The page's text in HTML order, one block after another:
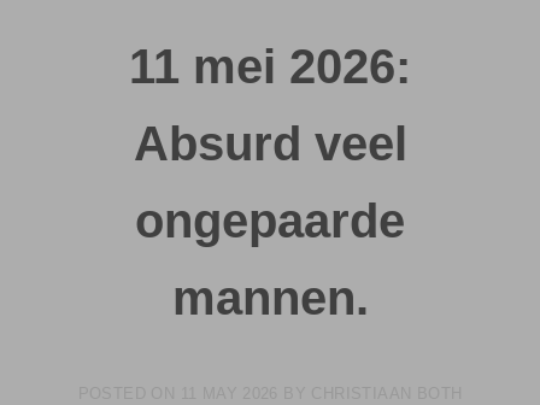
11 mei 2026:
Absurd veel
ongepaarde
mannen.